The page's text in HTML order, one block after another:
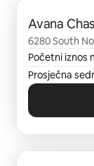
Avana
6280 South
Početni iznos
Prosječna